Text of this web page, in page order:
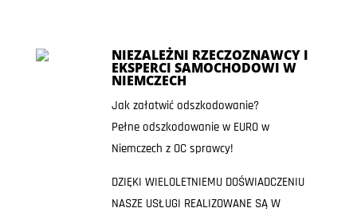
NIEZALEŻNI RZECZOZNAWCY I
EKSPERCI SAMOCHODOWI W
NIEMCZECH
Jak załatwić odszkodowanie?
Pełne odszkodowanie w EURO w
Niemczech z OC sprawcy!
DZIĘKI WIELOLETNIEMU DOŚWIADCZENIU
NASZE USŁUGI REALIZOWANE SĄ W